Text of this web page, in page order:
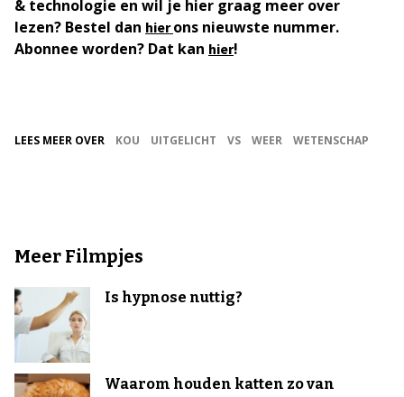
& technologie en wil je hier graag meer over
lezen? Bestel dan hierons nieuwste nummer.
Abonnee worden? Dat kan hier!
LEES MEER OVER KOU UITGELICHT VS WEER WETENSCHAP
Meer Filmpjes
Is hypnose nuttig?
Waarom houden katten zo van